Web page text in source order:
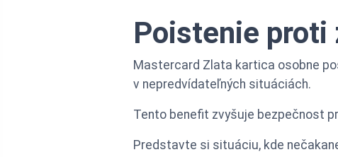
Poistenie
Mastercard Zlata kartica osobne
v nepredvídateľných situáciách.
Tento benefit zvyšuje bezpečnost
Predstavte si situáciu, kde